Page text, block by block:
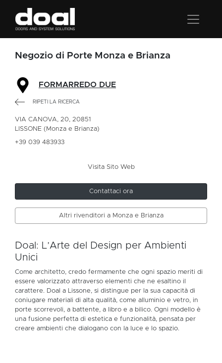
Negozio di Porte Monza e Brianza
FORMARREDO DUE
RIPETI LA RICERCA
VIA CANOVA, 20, 20851
LISSONE (Monza e Brianza)
+39 039 483933
Visita Sito Web
Contattaci ora
Altri rivenditori a Monza e Brianza
Doal: L’Arte del Design per Ambienti
Unici
Come architetto, credo fermamente che ogni spazio meriti di
essere valorizzato attraverso elementi che ne esaltino il
carattere. Doal a Lissone, si distingue per la sua capacità di
coniugare materiali di alta qualità, come alluminio e vetro, in
porte scorrevoli, a battente, a libro e a bilico. Ogni modello è
una fusione perfetta di estetica e funzionalità, pensata per
creare ambienti che dialogano con la luce e lo spazio.